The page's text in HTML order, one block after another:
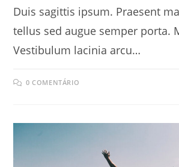
Duis sagittis ipsum. Praesent
tellus sed augue semper porta.
Vestibulum lacinia arcu…
0 COMENTÁRIO